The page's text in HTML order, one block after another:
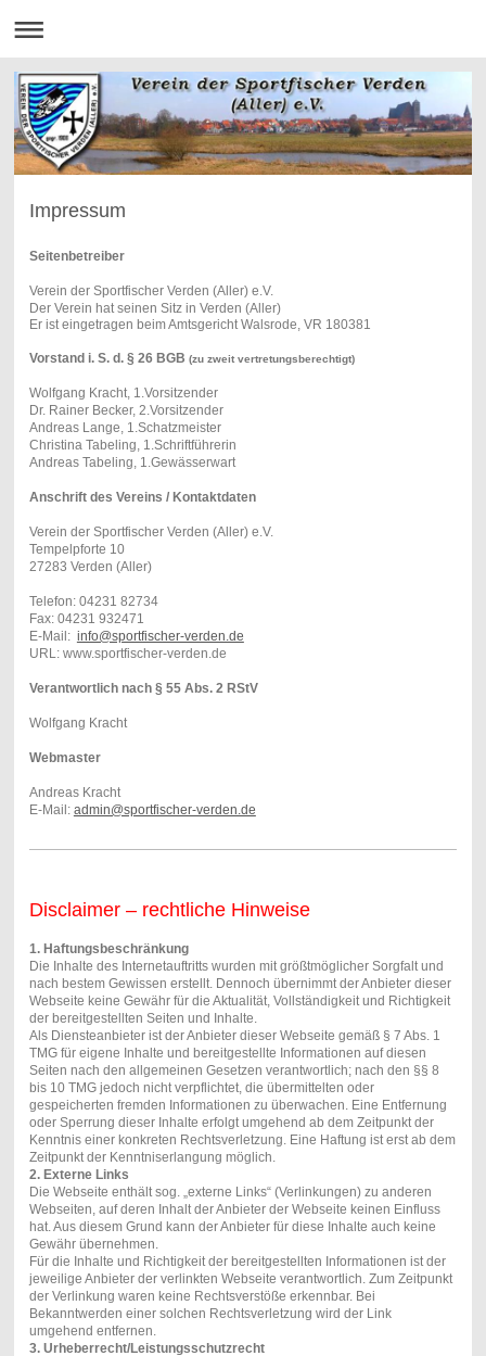
Impressum
Seitenbetreiber
Verein der Sportfischer Verden (Aller) e.V.
Der Verein hat seinen Sitz in Verden (Aller)
Er ist eingetragen beim Amtsgericht Walsrode, VR 180381
Vorstand i. S. d. § 26 BGB (zu zweit vertretungsberechtigt)
Wolfgang Kracht, 1.Vorsitzender
Dr. Rainer Becker, 2.Vorsitzender
Andreas Lange, 1.Schatzmeister
Christina Tabeling, 1.Schriftführerin
Andreas Tabeling, 1.Gewässerwart
Anschrift des Vereins / Kontaktdaten
Verein der Sportfischer Verden (Aller) e.V.
Tempelpforte 10
27283 Verden (Aller)
Telefon: 04231 82734
Fax: 04231 932471
E-Mail: info@sportfischer-verden.de
URL: www.sportfischer-verden.de
Verantwortlich nach § 55 Abs. 2 RStV
Wolfgang Kracht
Webmaster
Andreas Kracht
E-Mail: admin@sportfischer-verden.de
Disclaimer – rechtliche Hinweise
1. Haftungsbeschränkung
Die Inhalte des Internetauftritts wurden mit größtmöglicher Sorgfalt und
nach bestem Gewissen erstellt. Dennoch übernimmt der Anbieter dieser
Webseite keine Gewähr für die Aktualität, Vollständigkeit und Richtigkeit
der bereitgestellten Seiten und Inhalte.
Als Diensteanbieter ist der Anbieter dieser Webseite gemäß § 7 Abs. 1
TMG für eigene Inhalte und bereitgestellte Informationen auf diesen
Seiten nach den allgemeinen Gesetzen verantwortlich; nach den §§ 8
bis 10 TMG jedoch nicht verpflichtet, die übermittelten oder
gespeicherten fremden Informationen zu überwachen. Eine Entfernung
oder Sperrung dieser Inhalte erfolgt umgehend ab dem Zeitpunkt der
Kenntnis einer konkreten Rechtsverletzung. Eine Haftung ist erst ab dem
Zeitpunkt der Kenntniserlangung möglich.
2. Externe Links
Die Webseite enthält sog. „externe Links“ (Verlinkungen) zu anderen
Webseiten, auf deren Inhalt der Anbieter der Webseite keinen Einfluss
hat. Aus diesem Grund kann der Anbieter für diese Inhalte auch keine
Gewähr übernehmen.
Für die Inhalte und Richtigkeit der bereitgestellten Informationen ist der
jeweilige Anbieter der verlinkten Webseite verantwortlich. Zum Zeitpunkt
der Verlinkung waren keine Rechtsverstöße erkennbar. Bei
Bekanntwerden einer solchen Rechtsverletzung wird der Link
umgehend entfernen.
3. Urheberrecht/Leistungsschutzrecht